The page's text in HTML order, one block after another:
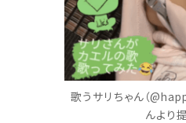
歌うサリちゃん（
んより